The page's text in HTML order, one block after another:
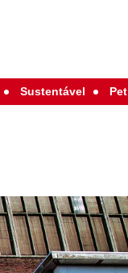
Sustentável Pet